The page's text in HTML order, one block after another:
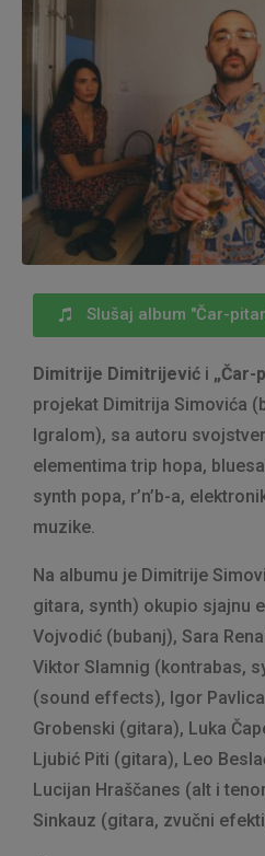
Slušaj album "Čar-
Dimitrije Dimitrijević i „Čar-
projekat Dimitrija Simovića
Igralom), sa autoru
elementima trip hopa,
synth popa, r’n’b-a,
muzike.
Na albumu je Dimitrije
gitara, synth) okupio sjajnu
Vojvodić (bubanj), Sara
Viktor Slamnig (kontrabas,
(sound effects), Igor
Grobenski (gitara), Luka
Ljubić Piti (gitara), Leo
Lucijan Hraščanes (alt i
Sinkauz (gitara, zvučni